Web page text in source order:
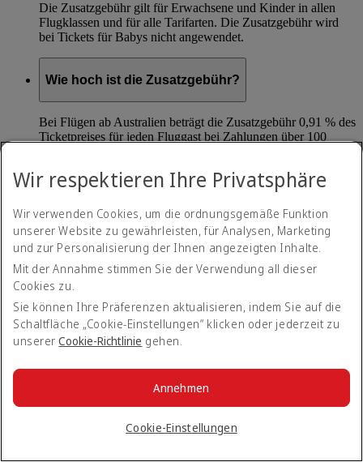
Die Zusatzgebühr gilt für Erwachsene und Kinder in allen
Flugklassen und für alle Tarifarten. Die Zusatzgebühr wird
bei Tickets für Babys nicht angewendet.
Wie hoch ist die Zusatzgebühr?
Bei Flügen ab Australien beträgt die Zusatzgebühr 0,91 % des
Ticketpreises für jeden Fluggast bei Zahlungen über 100
Australien getätigt werden, nicht mehr als 120 australische
Bei Flügen ab Neuseeland beträgt die Zusatzgebühr 1,5 %
des Ticketpreises für jeden Fluggast bei Zahlungen über 100
neuseeländischen Dollar. Unabhängig vom Wert des Tickets
beträgt die Zusatzgebühr pro Fluggast nicht mehr als 70
neuseeländische Dollar für Buchungen ab Neuseeland.
Für Reisepläne, die von der Türkei ausgehen, beträgt die
Zusatzgebühr 5 US-Dollar für alle Zahlungen über 200 US-
Dollar.
Wird meine Zusatzgebühr rückerstattet, wenn ich
mein Ticket nicht benutze?
Die Zusatzgebühr kann vollständig rückerstattet werden,
Wir respektieren Ihre Privatsphäre
Wir verwenden Cookies, um die ordnungsgemäße Funktion
unserer Website zu gewährleisten, für Analysen, Marketing
und zur Personalisierung der Ihnen angezeigten Inhalte.
Mit der Annahme stimmen Sie der Verwendung all dieser
Cookies zu.
Sie können Ihre Präferenzen aktualisieren, indem Sie auf die
Schaltfläche „Cookie-Einstellungen“ klicken oder jederzeit zu
unsererCookie-Richtlinie gehen.
Cookie-Einstellungen
Annehmen